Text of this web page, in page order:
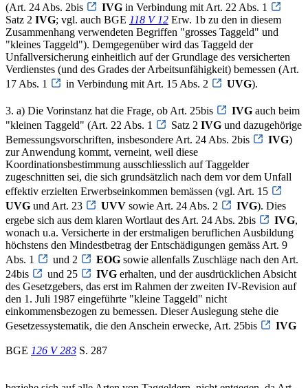
(Art. 24 Abs. 2bis
IVG in Verbindung mit Art. 22 Abs. 1
Satz 2 IVG; vgl. auch BGE 118 V 12 Erw. 1b zu den in diesem
Zusammenhang verwendeten Begriffen "grosses Taggeld" und
"kleines Taggeld"). Demgegenüber wird das Taggeld der
Unfallversicherung einheitlich auf der Grundlage des versicherten
Verdienstes (und des Grades der Arbeitsunfähigkeit) bemessen (Art.
17 Abs. 1
in Verbindung mit Art. 15 Abs. 2 UVG).
3. a) Die Vorinstanz hat die Frage, ob Art. 25bis IVG auch beim
"kleinen Taggeld" (Art. 22 Abs. 1
Satz 2 IVG und dazugehörige
Bemessungsvorschriften, insbesondere Art. 24 Abs. 2bis
IVG)
zur Anwendung kommt, verneint, weil diese
Koordinationsbestimmung ausschliesslich auf Taggelder
zugeschnitten sei, die sich grundsätzlich nach dem vor dem Unfall
effektiv erzielten Erwerbseinkommen bemässen (vgl. Art. 15
UVG und Art. 23 UVV sowie Art. 24 Abs. 2 IVG). Dies
ergebe sich aus dem klaren Wortlaut des Art. 24 Abs. 2bis
IVG,
wonach u.a. Versicherte in der erstmaligen beruflichen Ausbildung
höchstens den Mindestbetrag der Entschädigungen gemäss Art. 9
Abs. 1
und 2 EOG sowie allenfalls Zuschläge nach den Art.
24bis
und 25 IVG erhalten, und der ausdrücklichen Absicht
des Gesetzgebers, das erst im Rahmen der zweiten IV-Revision auf
den 1. Juli 1987 eingeführte "kleine Taggeld" nicht
einkommensbezogen zu bemessen. Dieser Auslegung stehe die
Gesetzessystematik, die den Anschein erwecke, Art. 25bis
IVG
BGE 126 V 283 S. 287